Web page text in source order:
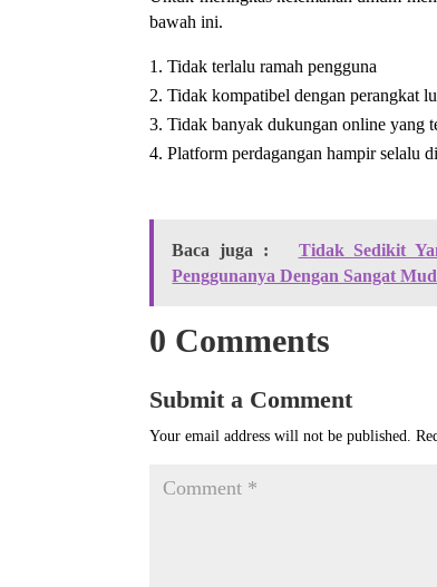
bawah ini.
Tidak terlalu ramah pengguna
Tidak kompatibel dengan perangkat
Tidak banyak dukungan online yang
Platform perdagangan hampir selalu
Baca juga :
Tidak Sedikit
Penggunanya Dengan Sangat
0 Comments
Submit a Comment
Your email address will not be published.